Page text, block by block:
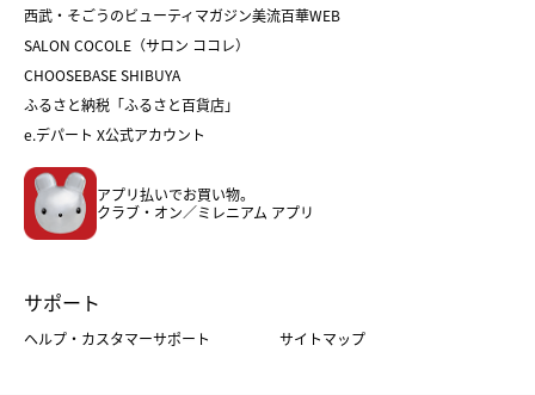
ホワイトデー
バレンタイン
ホワイトデー
おせち
フード
ホーム・キッチン＆アート
西武・そごうのビューティマガジン美流百華WEB
SALON COCOLE（サロン ココレ）
CHOOSEBASE SHIBUYA
ふるさと納税「ふるさと百貨店」
e.デパート X公式アカウント
アプリ払いでお買い物。
クラブ・オン／ミレニアム アプリ
サポート
ヘルプ・カスタマーサポート サイトマップ